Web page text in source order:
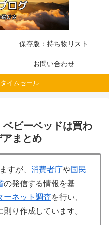
保存版：持ち物リスト
お問い合わせ
イムセール
ベビーベッドは買わ
まとめ
すが、 消費者庁や国民
の発信する情報を基
ーネット調査を行い、
則り作成しています。